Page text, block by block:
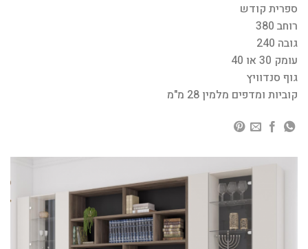
ספרית קודש
רוחב 380
גובה 240
עומק 30 או 40
גוף סנדוויץ
קוביות ומדפים מלמין 28 מ"מ